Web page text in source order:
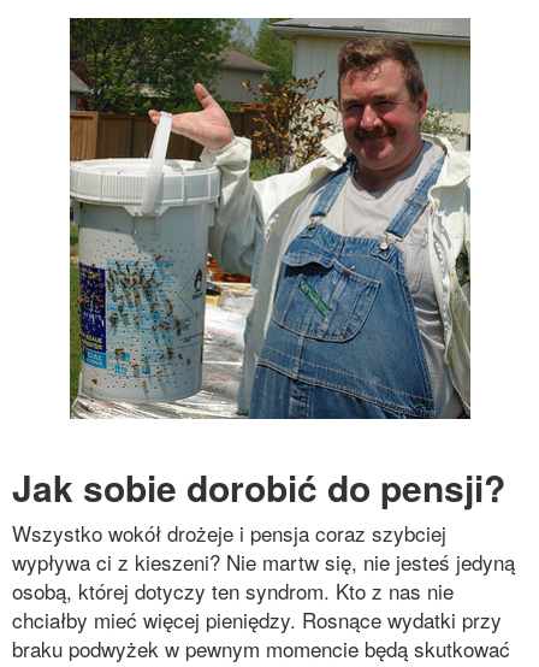
Jak sobie dorobić do pensji?
Wszystko wokół drożeje i pensja coraz szybciej
wypływa ci z kieszeni? Nie martw się, nie jesteś jedyną
osobą, której dotyczy ten syndrom. Kto z nas nie
chciałby mieć więcej pieniędzy. Rosnące wydatki przy
braku podwyżek w pewnym momencie będą skutkować